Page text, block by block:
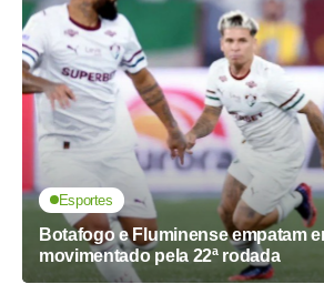
Esportes
Botafogo e Fluminense empatam
movimentado pela 22ª rodada